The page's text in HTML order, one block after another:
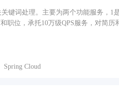
键词处理。主要为两个功能服务，1
职位，承托10万级QPS服务，对简历
Spring Cloud